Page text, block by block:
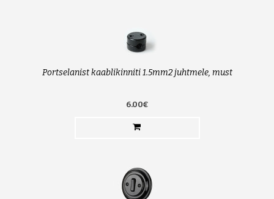
Portselanist kaablikinniti 1.5mm2 juhtmele, must
6.00€